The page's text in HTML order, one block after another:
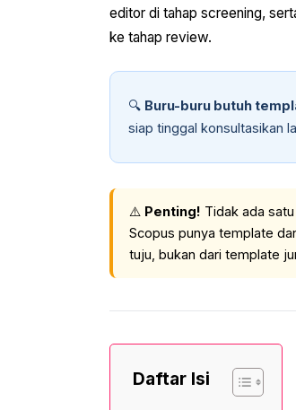
editor di tahap screening,
ke tahap review.
🔍 Buru-buru butuh
siap tinggal konsultasikan
⚠️ Penting! Tidak ada
Scopus punya template
tuju, bukan dari template
Daftar Isi